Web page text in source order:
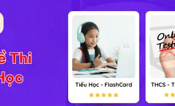
Vi